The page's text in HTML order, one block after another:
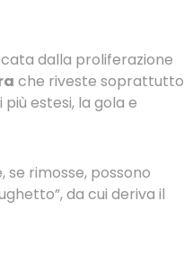
dalla proliferazione
che riveste soprattutto
estesi, la gola e
rimosse, possono
da cui deriva il